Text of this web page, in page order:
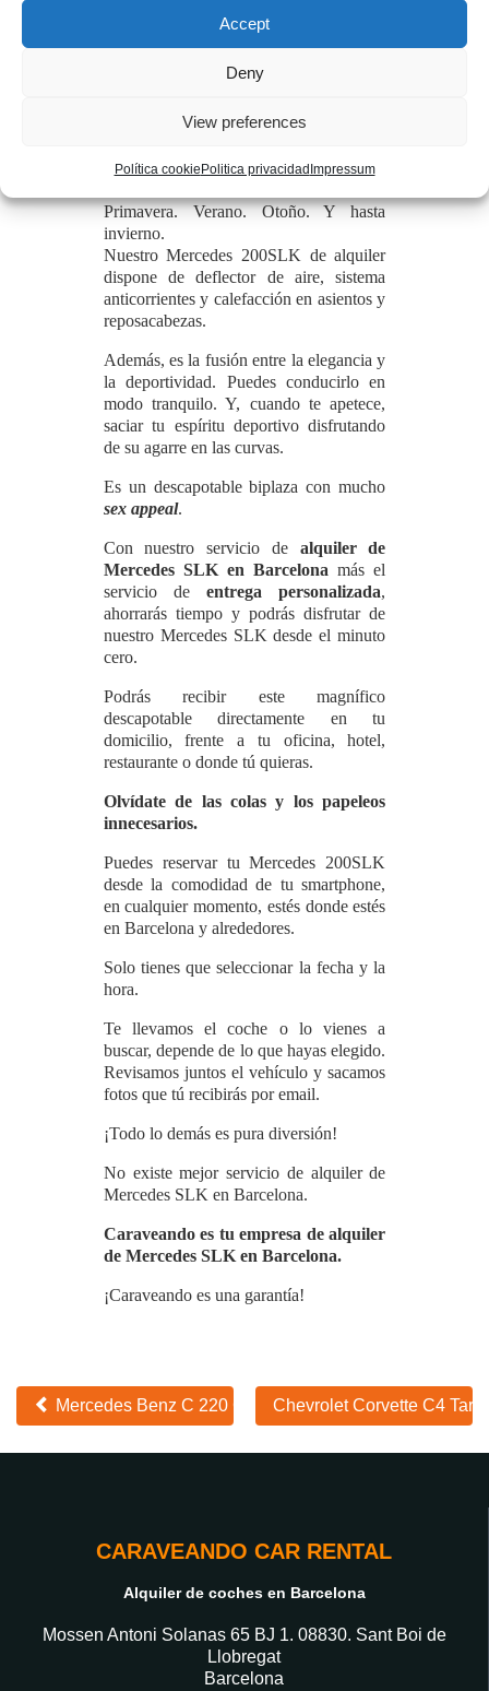
Accept
Deny
View preferences
Política cookie Politica privacidad Impressum
Alquilar un Mercedes SLK
en Barcelona nunca ha sido
el año.
Primavera. Verano. Otoño. Y hasta
invierno.
Nuestro Mercedes 200SLK de alquiler
dispone de deflector de aire, sistema
anticorrientes y calefacción en asientos y
reposacabezas.
Además, es la fusión entre la elegancia y
la deportividad. Puedes conducirlo en
modo tranquilo. Y, cuando te apetece,
saciar tu espíritu deportivo disfrutando
de su agarre en las curvas.
Es un descapotable biplaza con mucho
sex appeal.
Con nuestro servicio de alquiler de
Mercedes SLK en Barcelona más el
servicio deentrega personalizada,
ahorrarás tiempo y podrás disfrutar de
nuestro Mercedes SLK desde el minuto
cero.
Podrás recibir este magnífico
descapotable directamente en tu
domicilio, frente a tu oficina, hotel,
restaurante o donde tú quieras.
Olvídate de las colas y los papeleos
innecesarios.
Puedes reservar tu Mercedes 200SLK
desde la comodidad de tu smartphone,
en cualquier momento, estés donde estés
en Barcelona y alrededores.
Solo tienes que seleccionar la fecha y la
hora.
Te llevamos el coche o lo vienes a
buscar, depende de lo que hayas elegido.
Revisamos juntos el vehículo y sacamos
fotos que tú recibirás por email.
¡Todo lo demás es pura diversión!
No existe mejor servicio de alquiler de
Mercedes SLK en Barcelona.
Caraveando es tu empresa de alquiler
de Mercedes SLK en Barcelona.
¡Caraveando es una garantía!
Otros
coches
Mercedes Benz C 220 CDI Blue TecChevrolet Corvette C4
CARAVEANDO CAR RENTAL
Alquiler de coches en Barcelona
Mossen Antoni Solanas 65 BJ 1. 08830. Sant Boi de
Llobregat
Barcelona